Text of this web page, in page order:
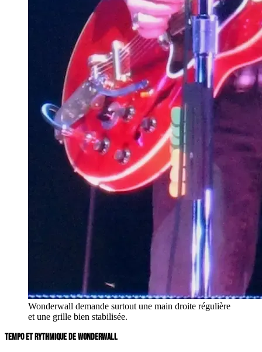
Wonderwall demande surtout une main droite régulière
et une grille bien stabilisée.
TEMPO ET RYTHMIQUE DE WONDERWALL